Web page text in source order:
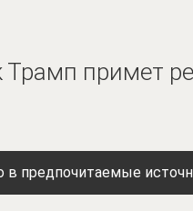
примет
предпочитаемые